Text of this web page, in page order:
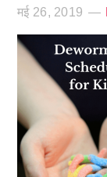
मई 26, 2019